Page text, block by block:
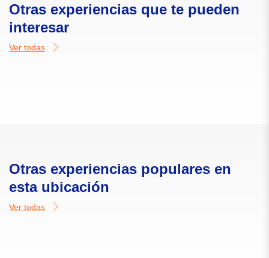
Otras experiencias que te pueden
interesar
Ver todas
Otras experiencias populares en
esta ubicación
Ver todas